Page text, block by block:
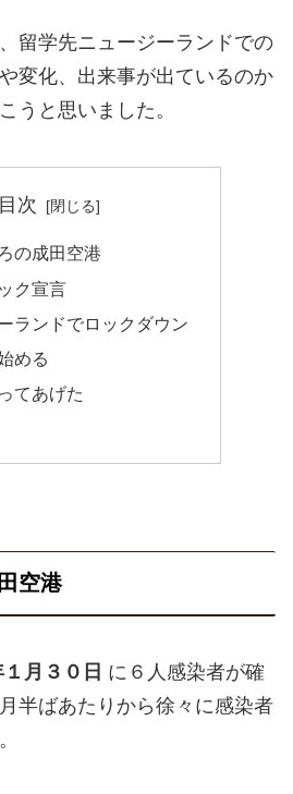
留学先ニュージーランドでの
変化、出来事が出ているのか
うと思いました。
目次
の成田空港
ク宣言
ランドでロックダウン
める
てあげた
空港
月３０日 に６人感染者が確
半ばあたりから徐々に感染者